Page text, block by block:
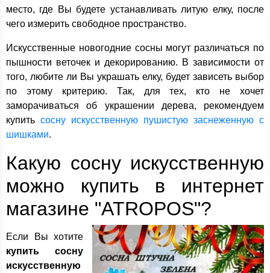
место, где Вы будете устанавливать литую елку, после
чего измерить свободное пространство.
Искусственные новогодние сосны могут различаться по
пышности веточек и декорированию. В зависимости от
того, любите ли Вы украшать елку, будет зависеть выбор
по этому критерию. Так, для тех, кто не хочет
заморачиваться об украшении дерева, рекомендуем
купить сосну искусственную пушистую заснеженную с
шишками.
Какую сосну искусственную
можно купить в интернет
магазине "ATROPOS"?
Если Вы хотите
купить сосну
искусственную